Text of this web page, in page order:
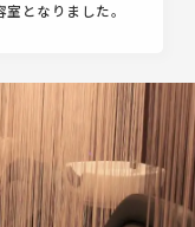
となりました。